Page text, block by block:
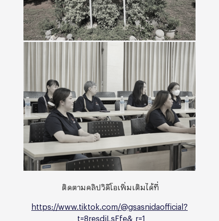
ติดตามคลิปวิดีโอเพิ่มเติมได้ที่
https://www.tiktok.com/@gsasnidaofficial?
_t=8resdjLsFfe&_r=1